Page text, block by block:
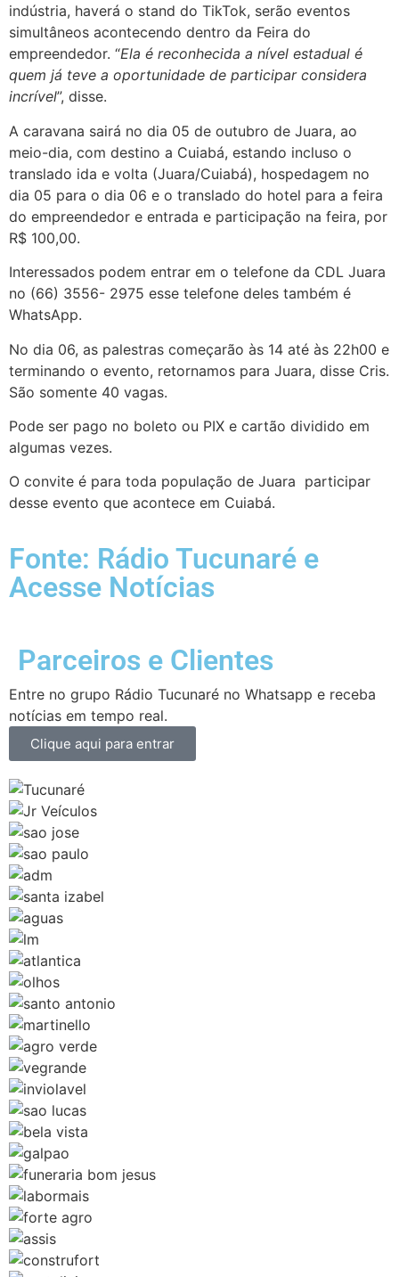
indústria, haverá o stand do TikTok, serão eventos
simultâneos acontecendo dentro da Feira do
empreendedor. “Ela é reconhecida a nível estadual é
quem já teve a oportunidade de participar considera
incrível”, disse.
A caravana sairá no dia 05 de outubro de Juara, ao
meio-dia, com destino a Cuiabá, estando incluso o
translado ida e volta (Juara/Cuiabá), hospedagem no
dia 05 para o dia 06 e o translado do hotel para a feira
do empreendedor e entrada e participação na feira, por
R$ 100,00.
Interessados podem entrar em o telefone da CDL Juara
no (66) 3556- 2975 esse telefone deles também é
WhatsApp.
No dia 06, as palestras começarão às 14 até às 22h00 e
terminando o evento, retornamos para Juara, disse Cris.
São somente 40 vagas.
Pode ser pago no boleto ou PIX e cartão dividido em
algumas vezes.
O convite é para toda população de Juara participar
desse evento que acontece em Cuiabá.
Fonte: Rádio Tucunaré e
Acesse Notícias
Parceiros e Clientes
Entre no grupo Rádio Tucunaré no Whatsapp e receba
notícias em tempo real.
Clique aqui para entrar